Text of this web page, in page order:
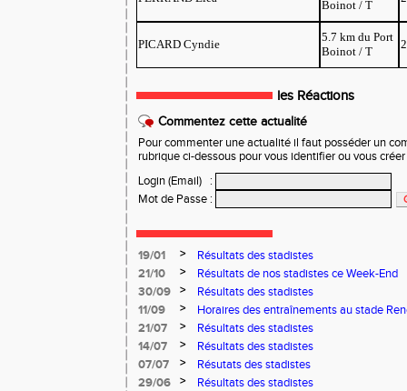
Boinot / T
PICARD Cyndie
5.7 km du Port
Boinot / T
les Réactions
Commentez cette actualité
Pour commenter une actualité il faut posséder un
rubrique ci-dessous pour vous identifier ou vous
Login (Email)
:
Mot de Passe :
19/01 >
Résultats des stadistes
21/10
>
Résultats de nos stadistes ce Week-End
30/09
>
Résultats des stadistes
11/09
>
Horaires des entraînements au stade
21/07
>
Résultats des stadistes
14/07
>
Résultats des stadistes
07/07
>
Résutats des stadistes
29/06
>
Résultats des stadistes